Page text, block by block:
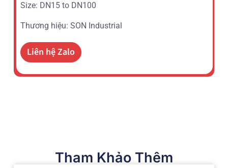
Size: DN15 to DN100
Thương hiệu: SON Industrial
Liên hệ Zalo
Tham Khảo Thêm